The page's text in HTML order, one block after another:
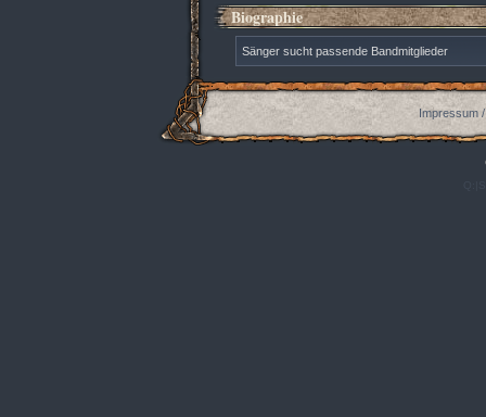
Biographie
Sänger sucht passende Bandmitglieder
Impressum